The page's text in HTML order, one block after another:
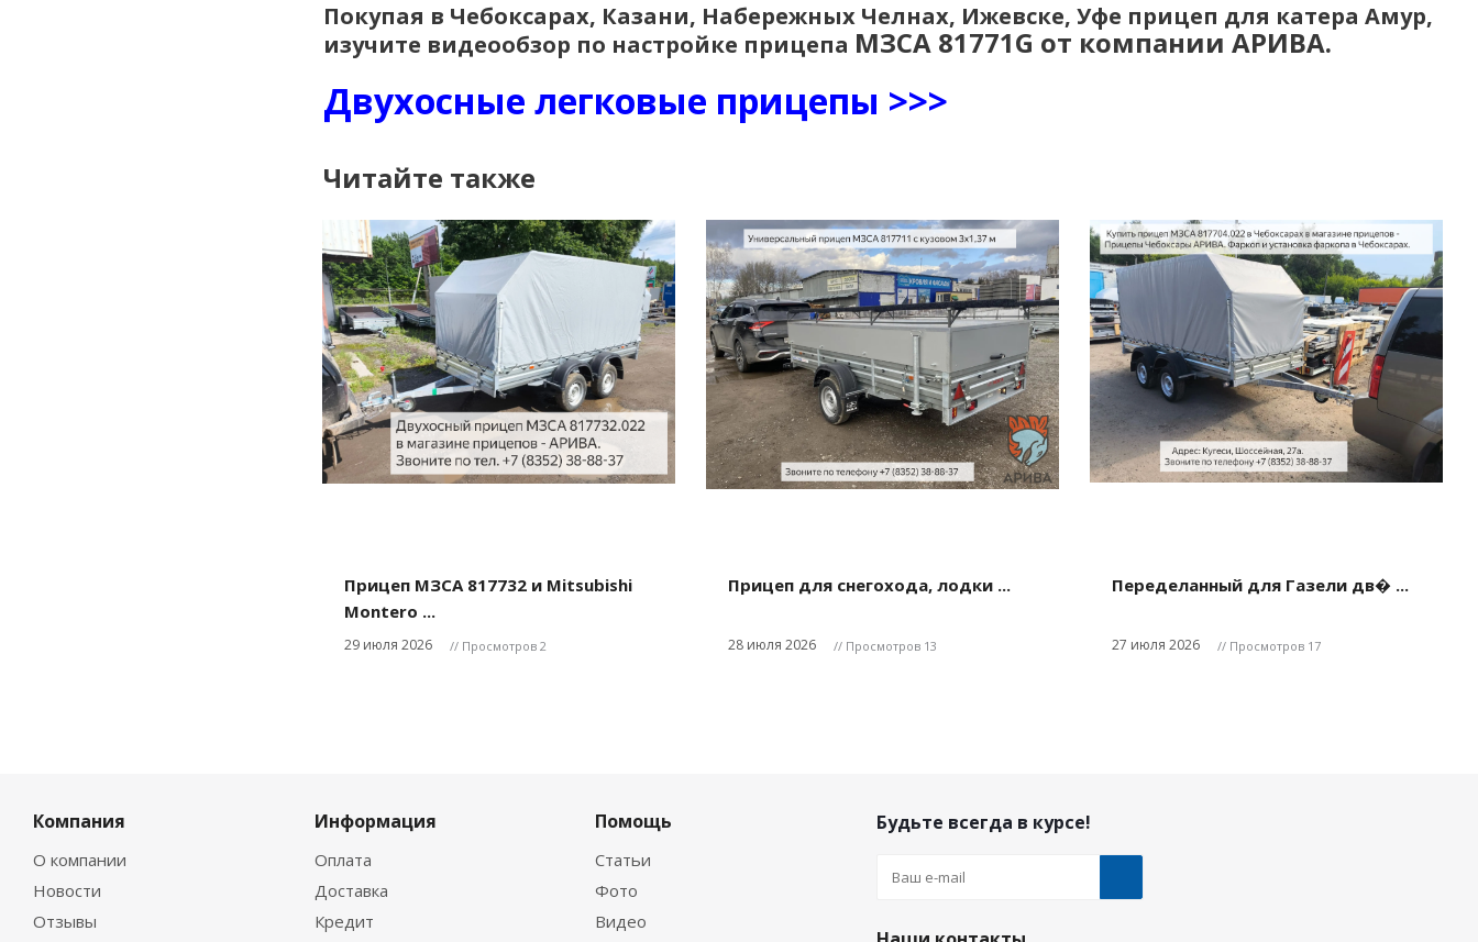
Покупая в Чебоксарах, Казани, Набережных Челнах, Ижевске, Уфе прицеп для катера Амур,
изучите видеообзор по настройке прицепа МЗСА 81771G от компании АРИВА.
Двухосные легковые прицепы >>>
Читайте также
Прицеп МЗСА 817732 и Mitsubishi
Montero ...
29 июля 2026 // Просмотров 2
Прицеп для снегохода, лодки ...
28 июля 2026 // Просмотров 13
Переделанный для Газели дв� ...
27 июля 2026 // Просмотров 17
Компания
О компании
Новости
Отзывы
Информация
Оплата
Доставка
Кредит
Помощь
Статьи
Фото
Видео
Будьте всегда в курсе!